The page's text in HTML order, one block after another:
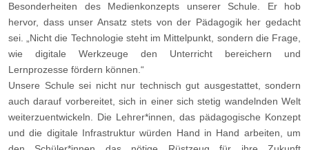
Besonderheiten des Medienkonzepts unserer Schule. Er hob
hervor, dass unser Ansatz stets von der Pädagogik her gedacht
sei. „Nicht die Technologie steht im Mittelpunkt, sondern die Frage,
wie digitale Werkzeuge den Unterricht bereichern und
Lernprozesse fördern können.“
Unsere Schule sei nicht nur technisch gut ausgestattet, sondern
auch darauf vorbereitet, sich in einer sich stetig wandelnden Welt
weiterzuentwickeln. Die Lehrer*innen, das pädagogische Konzept
und die digitale Infrastruktur würden Hand in Hand arbeiten, um